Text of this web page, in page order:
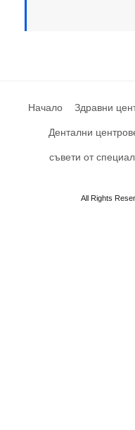
Начало Здравни
Дентални
съвети от
All Rights